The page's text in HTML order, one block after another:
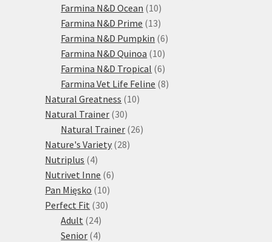
Farmina N&D Ocean 1010
produktů
Farmina N&D Prime 1313
produktů
Farmina N&D Pumpkin 66
Farmina N&D Quinoa 1010
produktů
Farmina N&D Tropical 66
produktů
Farmina Vet Life Feline 88
Natural Greatness 1010
Natural Trainer 3030
produktů
Natural Trainer 2626
Nature's Variety 2828
Nutriplus 44
produkty
Nutrivet Inne 66
Pan Mięsko 1010
produktů
Perfect Fit 3030
Adult 2424
produktů
Senior 44